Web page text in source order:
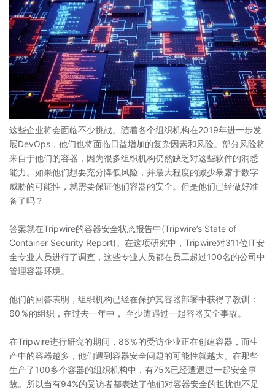
这些企业将会面临不少挑战。随着各个组织机构在2019年进一步发
展DevOps，他们也将面临日益增加的复杂因素和风险。部分风险将
来自于他们的容器，因为很多组织机构仍然缺乏对这些软件的洞悉
能力。如果他们想要充分降低风险，并最大程度的减少暴露于数字
威胁的可能性，就需要保证他们容器的安全。但是他们已经做好准
备了吗？
答案就在Tripwire的容器安全状态报告中(Tripwire’s State of
Container Security Report)。在这项研究中，Tripwire对311位IT安
全专业人员进行了调查，这些专业人员都在员工超过100名的公司中
管理容器环境。
他们的回答表明，组织机构已经在保护其容器部署中获得了教训：
60％的组织，在过去一年中， 至少遭遇过一起容器安全事故。
在Tripwire进行研究的期间，86％的受访企业正在创建容器，而生
产中的容器越多，他们遇到容器安全问题的可能性就越大。在那些
生产了100多个容器的组织机构中，有75%已经遭遇过一起安全事
故。所以当有94%的受访者都表达了他们对容器安全的担忧也不足